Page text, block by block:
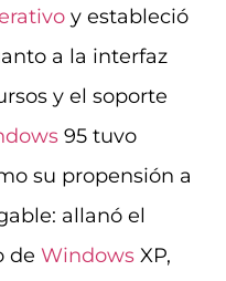
y estableció
a la interfaz
y el soporte
95 tuvo
su propensión a
allanó el
de WindowsXP,